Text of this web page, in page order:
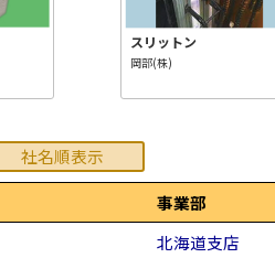
スリットン
岡部(株)
社名順表示
事業部
北海道支店